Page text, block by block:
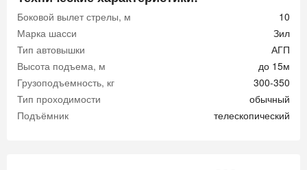
Боковой вылет стрелы, м
10
Марка шасси
Зил
Тип автовышки
АГП
Высота подъема, м
до 15м
Грузоподъемность, кг
300-350
Тип проходимости
обычный
Подъёмник
телескопический